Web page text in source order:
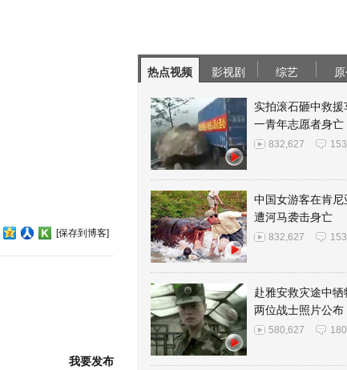
[保存到博客]
我要发布
热点视频 影视剧 综艺 原
实拍滚石砸中救援
一青年志愿者身亡
832,627 153
中国女游客在肯尼
遭河马袭击身亡
832,627 153
赴雅安救灾途中牺
两位战士照片公布
580,627 180